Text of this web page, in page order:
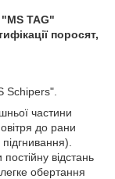
"МS TAG"
поросят,
Schipers".
частини
до рани
відстань
обертання